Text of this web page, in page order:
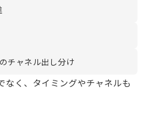
チャネル出し分け
なく、タイミングやチャネルも